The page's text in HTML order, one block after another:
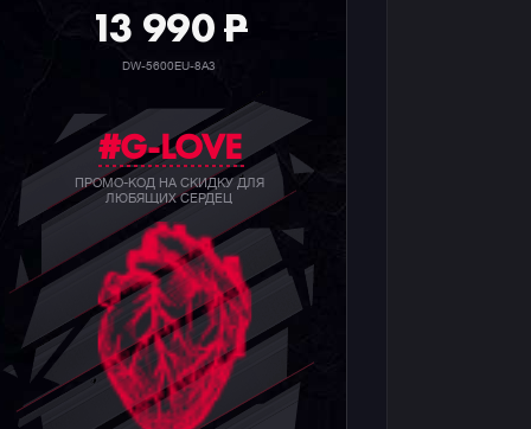
39 990P
GW-B5600BC-1B
#G-LOVE
ПРОМО-КОД НА СКИДКУ ДЛЯ
ЛЮБЯЩИХ СЕРДЕЦ